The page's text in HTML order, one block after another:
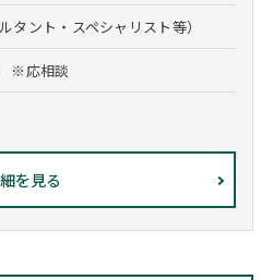
タント・スペシャリスト等）
※応相談
を見る